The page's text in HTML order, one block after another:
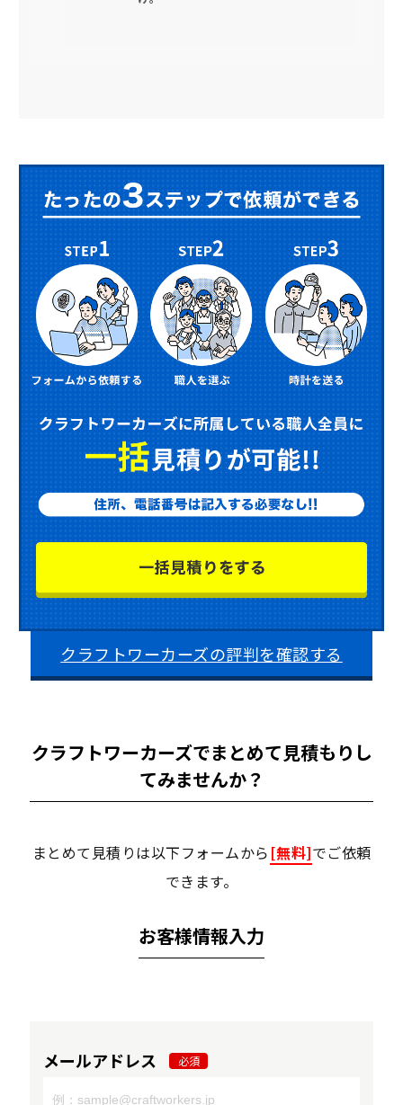
クラフトワーカーズの評判を確認する
クラフトワーカーズでまとめて見積もりし
てみませんか？
まとめて見積りは以下フォームから [無料]でご依頼
できます。
お客様情報入力
メールアドレス 必須